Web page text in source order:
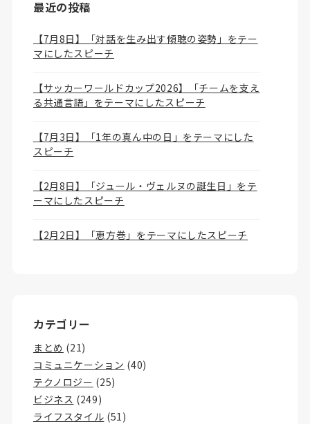
最近の投稿
【7月8日】「対話を生み出す傾聴の姿勢」をテー
マにしたスピーチ
【サッカーワールドカップ2026】「チームを支え
る共通言語」をテーマにしたスピーチ
【7月3日】「1年の真ん中の日」をテーマにした
スピーチ
【2月8日】「ジュール・ヴェルヌの誕生日」をテ
ーマにしたスピーチ
【2月2日】「恵方巻」をテーマにしたスピーチ
カテゴリー
まとめ (21)
コミュニケーション (40)
テクノロジー (25)
ビジネス (249)
ライフスタイル (51)